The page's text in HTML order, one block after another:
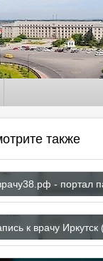
также
- портал
к врачу Иркутск